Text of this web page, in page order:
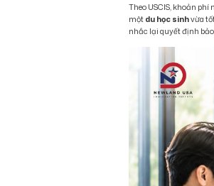
Theo USCIS, khoản
một du học sinhvừa
nhắc lại quyết định bảo